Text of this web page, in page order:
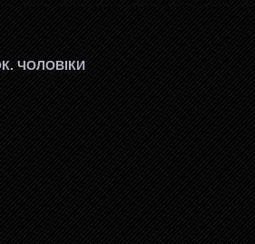
ЧОЛОВІКИ